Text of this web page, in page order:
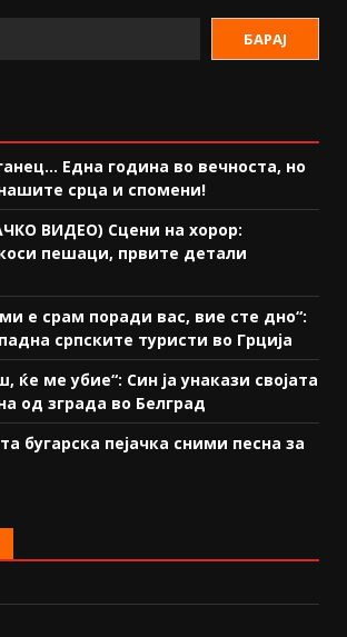
БАРАЈ
Eдна година во вечноста, но
срца и спомени!
ВИДЕО) Сцени на хорор:
пешаци, првите детали
е срам поради вас, вие сте дно“:
српските туристи во Грција
ме убие“: Син ја унакази својата
од зграда во Белград
бугарска пејачка сними песна за